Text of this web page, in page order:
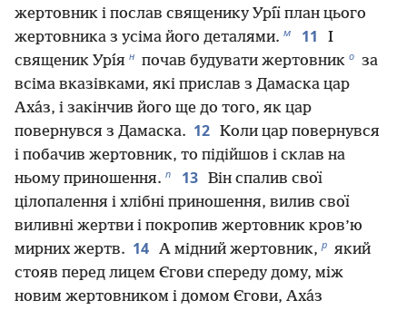
жертовник і послав священику Урı́ї план цього
жертовника з усіма його деталями. м 11
І
священик Урı́я н почав будувати жертовник о за
всіма вказівками, які прислав з Дамаска цар
Аха́з, і закінчив його ще до того, як цар
повернувся з Дамаска. 12 Коли цар повернувся
і побачив жертовник, то підійшов і склав на
ньому приношення. п 13 Він спалив свої
цілопалення і хлібні приношення, вилив свої
виливні жертви і покропив жертовник кров’ю
мирних жертв. 14 А мідний жертовник, р який
стояв перед лицем Єгови спереду дому, між
новим жертовником і домом Єгови, Аха́з